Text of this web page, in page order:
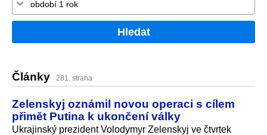
Hledat
Články 281. strana
Zelenskyj oznámil novou operaci s cílem
přimět Putina k ukončení války
Ukrajinský prezident Volodymyr Zelenskyj ve čtvrtek